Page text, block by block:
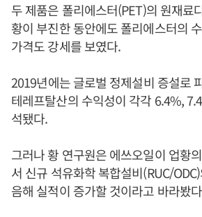
두 제품은 폴리에스터(PET)의 원재료
황이 부진한 동안에도 폴리에스터의
가격도 강세를 보였다.
2019년에는 글로벌 정제설비 증설로
테레프탈산의 수익성이 각각 6.4%,
석됐다.
그러나 황 연구원은 에쓰오일이 업황
서 신규 석유화학 복합설비(RUC/
음해 실적이 증가할 것이라고 바라봤